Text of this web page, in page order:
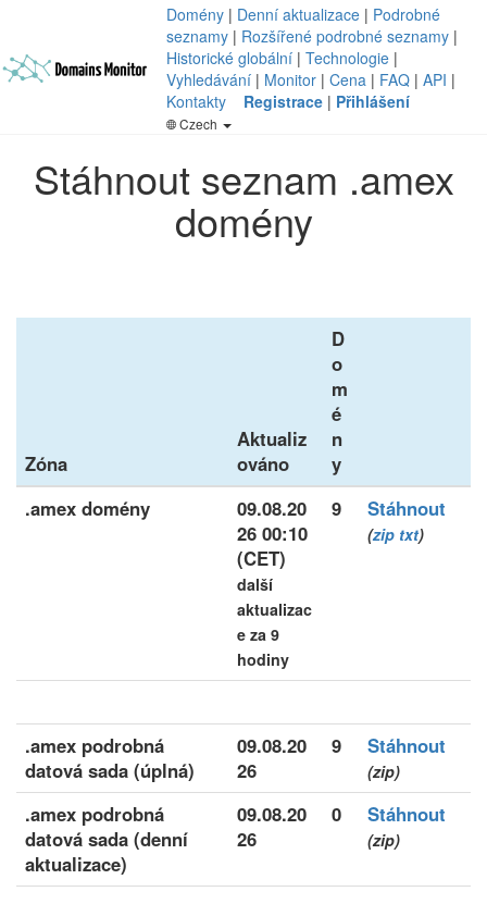
Domény | Denní aktualizace | Podrobné
seznamy | Rozšířené podrobné seznamy |
Historické globální | Technologie |
Vyhledávání | Monitor | Cena | FAQ | API |
Kontakty
Registrace | Přihlášení
Czech
Stáhnout seznam .amex
domény
Zóna
Aktualiz
ováno
D
o
m
é
n
y
.amex domény
09.08.20
26 00:10
(CET)
další
aktualizac
e za 9
hodiny
9 Stáhnout
(zip txt)
.amex podrobná
datová sada (úplná)
09.08.20
26
9 Stáhnout
(zip)
.amex podrobná
datová sada (denní
aktualizace)
09.08.20
26
0 Stáhnout
(zip)